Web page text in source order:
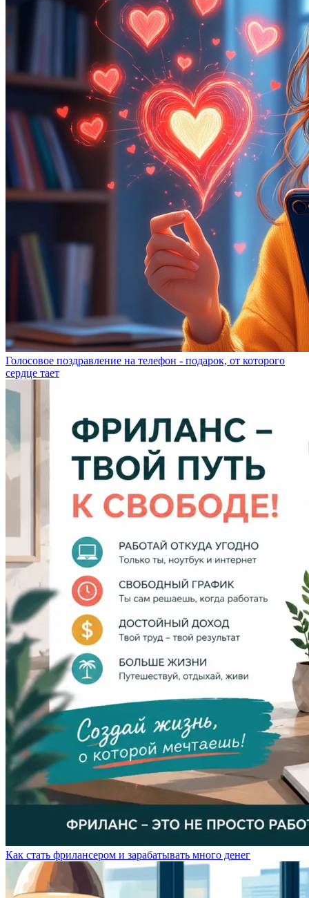
Голосовое поздравление на телефон - подарок, от которого
сердце тает
Как стать фрилансером и зарабатывать много денег